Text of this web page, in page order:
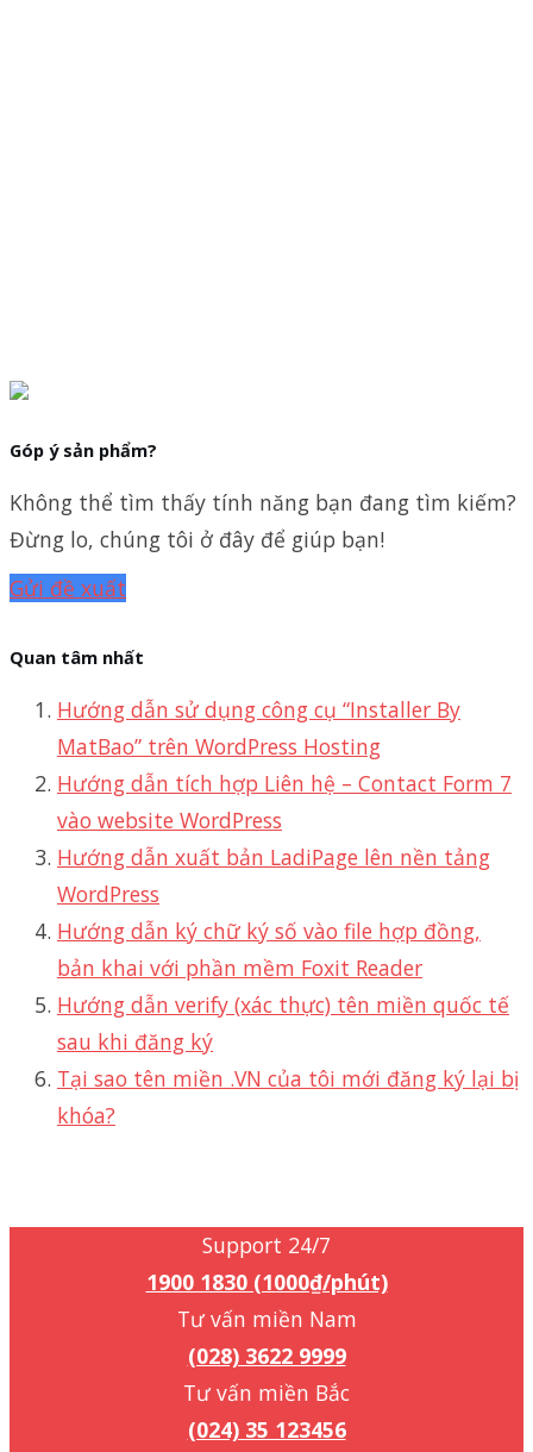
Góp ý sản phẩm?
Không thể tìm thấy tính năng bạn đang tìm kiếm?
Đừng lo, chúng tôi ở đây để giúp bạn!
Gửi đề xuất
Quan tâm nhất
Hướng dẫn sử dụng công cụ “Installer By
MatBao” trên WordPress Hosting
Hướng dẫn tích hợp Liên hệ – Contact Form 7
vào website WordPress
Hướng dẫn xuất bản LadiPage lên nền tảng
WordPress
Hướng dẫn ký chữ ký số vào file hợp đồng,
bản khai với phần mềm Foxit Reader
Hướng dẫn verify (xác thực) tên miền quốc tế
sau khi đăng ký
Tại sao tên miền .VN của tôi mới đăng ký lại bị
khóa?
Support 24/7
1900 1830 (1000₫/phút)
Tư vấn miền Nam
(028) 3622 9999
Tư vấn miền Bắc
(024) 35 123456